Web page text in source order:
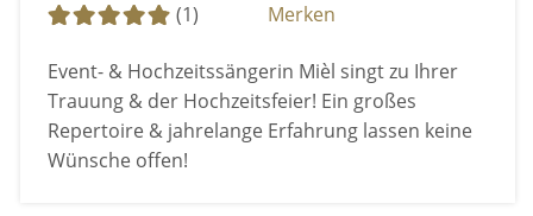
(1)
Merken
Event- & Hochzeitssängerin Mièl singt zu Ihrer
Trauung & der Hochzeitsfeier! Ein großes
Repertoire & jahrelange Erfahrung lassen keine
Wünsche offen!